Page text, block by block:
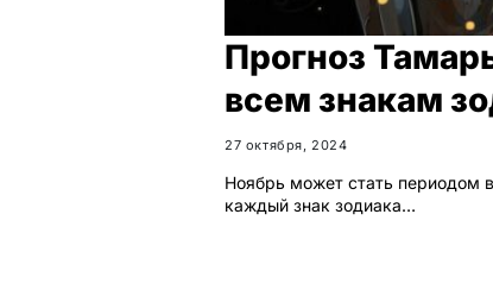
Прогноз
всем знакам
27 октября, 2024
Ноябрь может стать периодом
каждый знак зодиака…